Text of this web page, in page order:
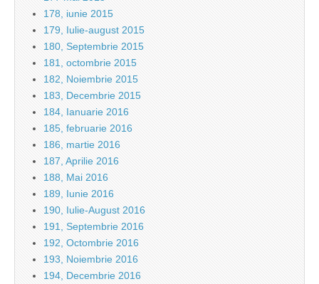
178, iunie 2015
179, Iulie-august 2015
180, Septembrie 2015
181, octombrie 2015
182, Noiembrie 2015
183, Decembrie 2015
184, Ianuarie 2016
185, februarie 2016
186, martie 2016
187, Aprilie 2016
188, Mai 2016
189, Iunie 2016
190, Iulie-August 2016
191, Septembrie 2016
192, Octombrie 2016
193, Noiembrie 2016
194, Decembrie 2016